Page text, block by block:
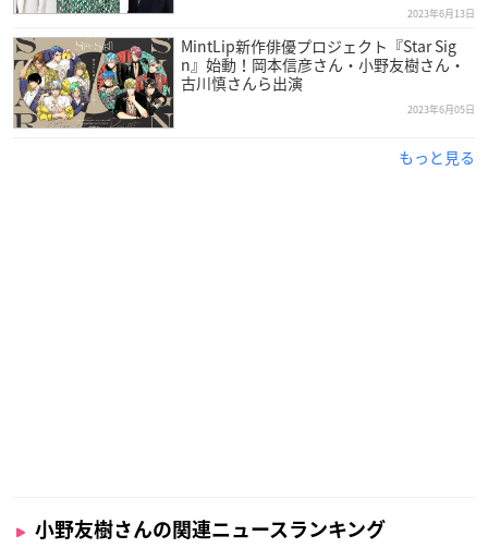
2023年6月13日
MintLip新作俳優プロジェクト『Star Sig
n』始動！岡本信彦さん・小野友樹さん・
古川慎さんら出演
2023年6月05日
もっと見る
小野友樹さんの関連ニュースランキング